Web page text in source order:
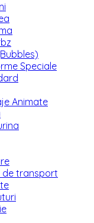
Speciale
Animate
de transport